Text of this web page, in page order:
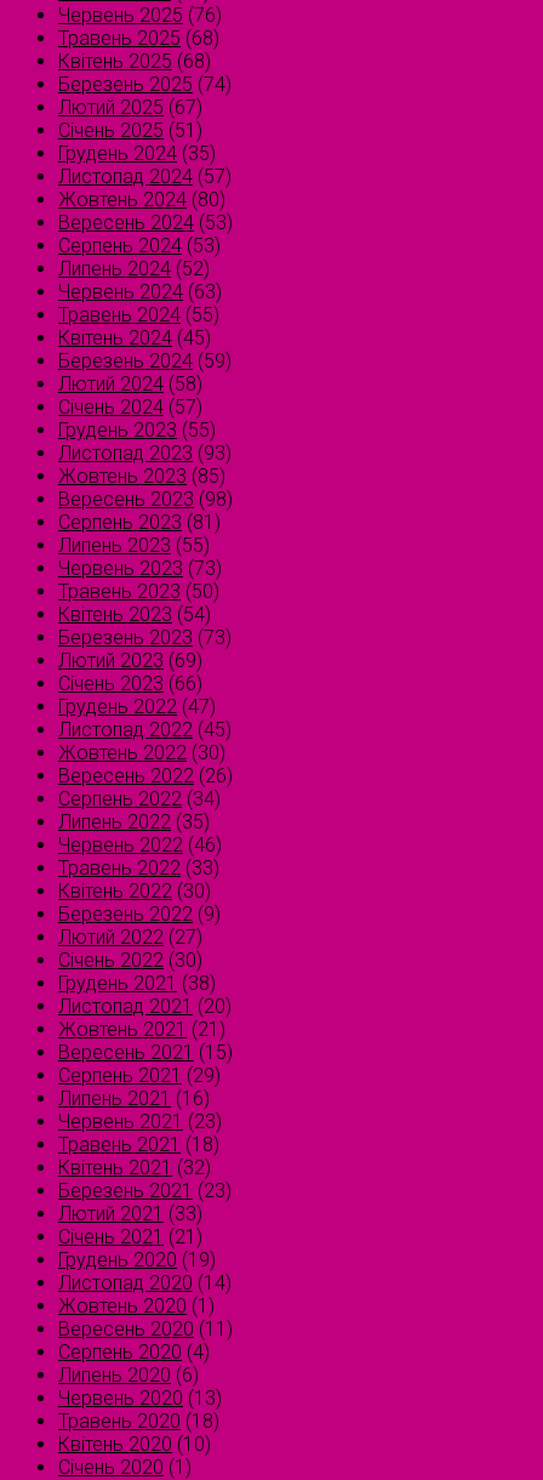
Червень 2025 (76)
Травень 2025 (68)
Квітень 2025 (68)
Березень 2025 (74)
Лютий 2025 (67)
Січень 2025 (51)
Грудень 2024 (35)
Листопад 2024 (57)
Жовтень 2024 (80)
Вересень 2024 (53)
Серпень 2024 (53)
Липень 2024 (52)
Червень 2024 (63)
Травень 2024 (55)
Квітень 2024 (45)
Березень 2024 (59)
Лютий 2024 (58)
Січень 2024 (57)
Грудень 2023 (55)
Листопад 2023 (93)
Жовтень 2023 (85)
Вересень 2023 (98)
Серпень 2023 (81)
Липень 2023 (55)
Червень 2023 (73)
Травень 2023 (50)
Квітень 2023 (54)
Березень 2023 (73)
Лютий 2023 (69)
Січень 2023 (66)
Грудень 2022 (47)
Листопад 2022 (45)
Жовтень 2022 (30)
Вересень 2022 (26)
Серпень 2022 (34)
Липень 2022 (35)
Червень 2022 (46)
Травень 2022 (33)
Квітень 2022 (30)
Березень 2022 (9)
Лютий 2022 (27)
Січень 2022 (30)
Грудень 2021 (38)
Листопад 2021 (20)
Жовтень 2021 (21)
Вересень 2021 (15)
Серпень 2021 (29)
Липень 2021 (16)
Червень 2021 (23)
Травень 2021 (18)
Квітень 2021 (32)
Березень 2021 (23)
Лютий 2021 (33)
Січень 2021 (21)
Грудень 2020 (19)
Листопад 2020 (14)
Жовтень 2020 (1)
Вересень 2020 (11)
Серпень 2020 (4)
Липень 2020 (6)
Червень 2020 (13)
Травень 2020 (18)
Квітень 2020 (10)
Січень 2020 (1)